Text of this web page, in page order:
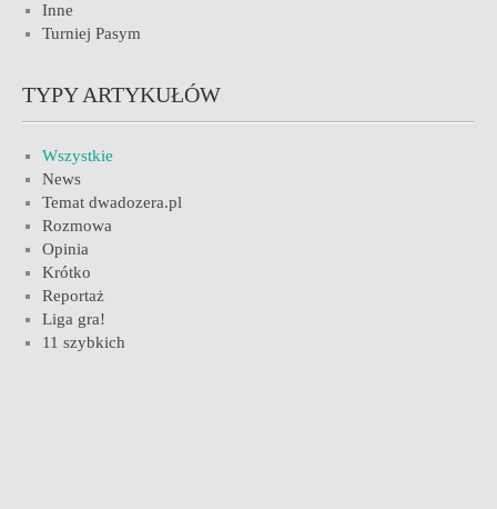
Inne
Turniej Pasym
TYPY ARTYKUŁÓW
Wszystkie
News
Temat dwadozera.pl
Rozmowa
Opinia
Krótko
Reportaż
Liga gra!
11 szybkich